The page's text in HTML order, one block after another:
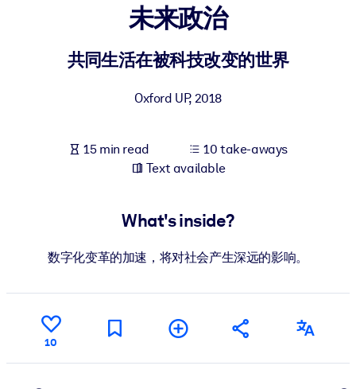
For LMS/LXP
Enrich your corporate library with trusted, ready-to-use business
Fuel your AI systems with reliable, structured knowledge to
未来政治
共同生活在被科技改变的世界
Oxford UP, 2018
15 min read
10 take-aways
Text available
What's inside?
数字化变革的加速，将对社会产生深远的影响。
10